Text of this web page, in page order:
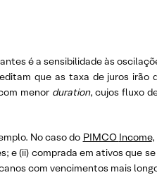
é a sensibilidade às
que as taxa de juros irão
menor duration, cujos fluxo
No caso do PIMCO Income,
e (ii) comprada em ativos que
com vencimentos mais